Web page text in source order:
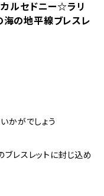
セドニー☆ラリ
海の地平線ブレスレ
かがでしょう
レスレットに封じ込め